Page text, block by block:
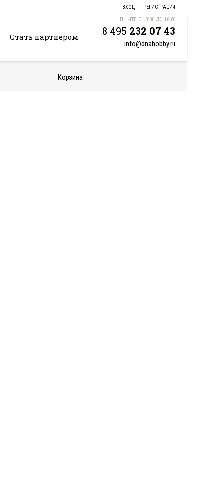
ВХОД РЕГИСТРАЦИЯ
Стать партнером
ПН.-ПТ. С 10:00 ДО 18:00
8 495 232 07 43
info@dnahobby.ru
Корзина